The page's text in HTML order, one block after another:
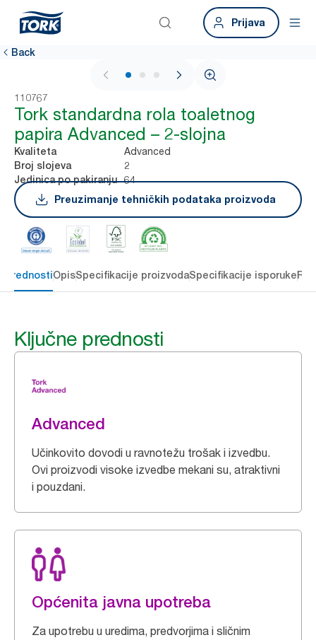
Prijava
Back
1 / 3
110767
Tork standardna rola toaletnog
papira Advanced – 2-slojna
Kvaliteta Advanced
Broj slojeva 2
Jedinica po pakiranju
64
Preuzimanje tehničkih podataka proizvoda
prednostiOpisSpecifikacije proizvodaSpecifikacije isporuke
Ključne prednosti
Advanced
Učinkovito dovodi u ravnotežu trošak i izvedbu.
Ovi proizvodi visoke izvedbe mekani su, atraktivni
i pouzdani.
Općenita javna upotreba
Za upotrebu u uredima, predvorjima i sličnim